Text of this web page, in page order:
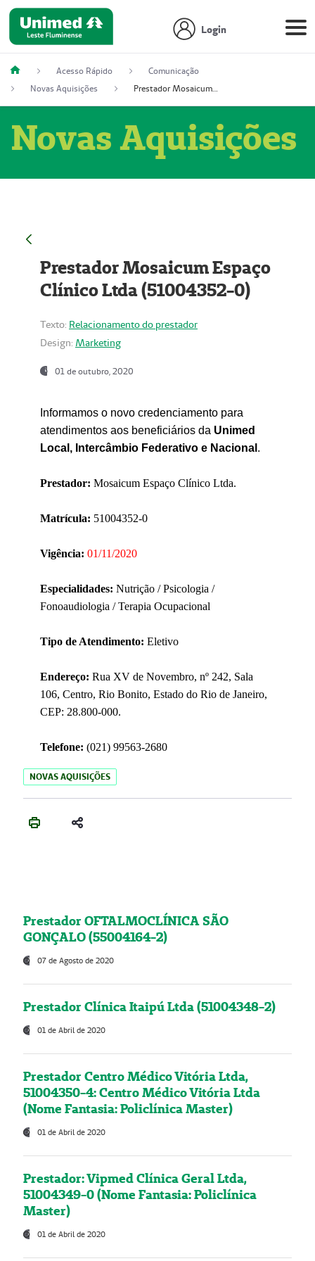
Login
Acesso Rápido
Comunicação
Novas Aquisições
Prestador Mosaicum Espaço Clínico Ltda (51004352-0)
Novas Aquisições
Prestador Mosaicum Espaço
Clínico Ltda (51004352-0)
Texto: Relacionamento do prestador
Design: Marketing
01 de outubro, 2020
Informamos o novo credenciamento para
atendimentos aos beneficiários da Unimed
Local, Intercâmbio Federativo e Nacional .
Prestador: Mosaicum Espaço Clínico Ltda.
Matrícula: 51004352-0
Vigência: 01/11/2020
Especialidades: Nutrição / Psicologia /
Fonoaudiologia / Terapia Ocupacional
Tipo de Atendimento: Eletivo
Endereço: Rua XV de Novembro, nº 242, Sala
106, Centro, Rio Bonito, Estado do Rio de Janeiro,
CEP: 28.800-000.
Telefone: (021) 99563-2680
NOVAS AQUISIÇÕES
Prestador OFTALMOCLÍNICA SÃO
GONÇALO (55004164-2)
07 de Agosto de 2020
Prestador Clínica Itaipú Ltda (51004348-2)
01 de Abril de 2020
Prestador Centro Médico Vitória Ltda,
51004350-4: Centro Médico Vitória Ltda
(Nome Fantasia: Policlínica Master)
01 de Abril de 2020
Prestador: Vipmed Clínica Geral Ltda,
51004349-0 (Nome Fantasia: Policlínica
Master)
01 de Abril de 2020